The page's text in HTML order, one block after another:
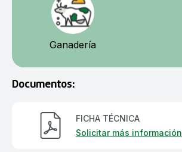
Ganadería
Documentos:
FICHA TÉCNICA
Solicitar más información